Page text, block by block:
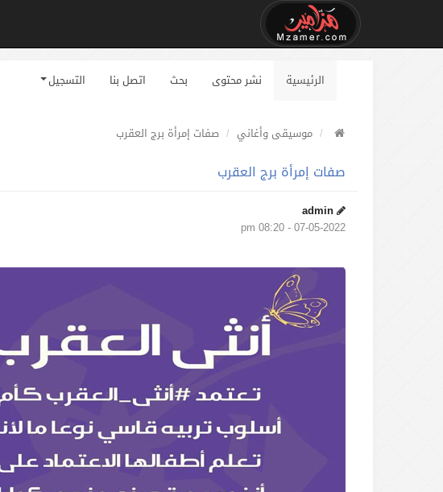
الرئيسية نشر محتوى بحث اتصل بنا التسجيل
موسيقى وأغاني صفات إمرأة برج العقرب
صفات إمرأة برج العقرب
admin
07-05-2022 - 08:20 pm